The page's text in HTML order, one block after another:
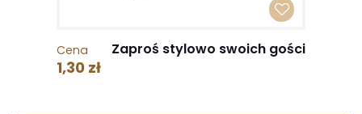
Cena
1,30 zł
Zaproś stylowo swoich gości